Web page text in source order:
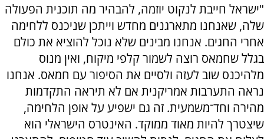
"ישראל חייבת לנקוט יוזמה, להבהיר מה תוכנית הפעולה
שלה, שאנחנו מתארגנים מחדש וייתכן שניכנס ללחימה
אחרי החגים. אנחנו מבינים שלא נוכל להוציא את כולם
בגלל שחמאס רוצה לשמור קלפי מיקוח, ואין מנוס
מלהיכנס שוב לעזה ולסיים את הסיפור עם חמאס. אנחנו
נראה התערבות אמריקנית אם לא תיראה התקדמות
מהירה וחד־משמעית. זה גם ישפיע על אופן הלחימה,
שיצטרך להיות מאוד ממוקד. האינטרס הישראלי הוא